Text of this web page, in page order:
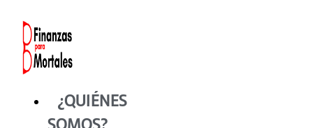
contenido
¿QUIÉNES
SOMOS?